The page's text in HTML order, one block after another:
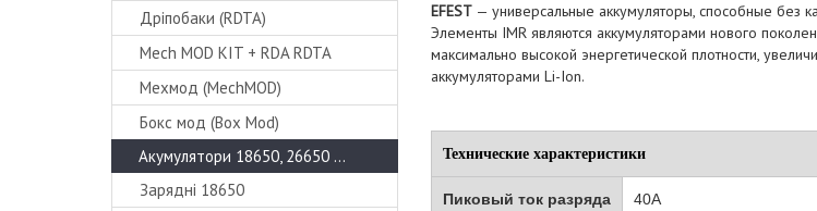
Дріпобаки (RDTA)
Mech MOD KIT + RDA RDTA
Мехмод (MechMOD)
Бокс мод (Box Mod)
Акумулятори 18650, 26650 ...
Зарядні 18650
EFEST— универсальные аккумуляторы, способные без
Элементы IMR являются аккумуляторами нового
максимально высокой энергетической плотности,
аккумуляторами Li-Ion.
Технические характеристики
Пиковый ток разряда 40A